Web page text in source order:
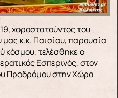
κ.κ. Παισίου, παρουσία
κόσμου, τελέσθηκε ο
Εσπερινός, στον
Προδρόμου στην Χώρα